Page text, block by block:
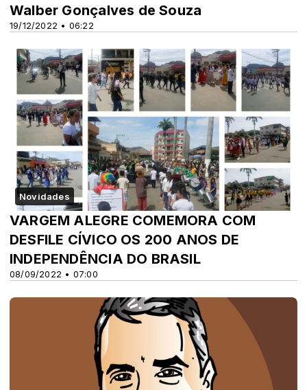
19/12/2022 • 06:22
Walber Gonçalves de Souza
Novidades
08/09/2022 • 07:00
VARGEM ALEGRE COMEMORA COM
DESFILE CÍVICO OS 200 ANOS DE
INDEPENDÊNCIA DO BRASIL